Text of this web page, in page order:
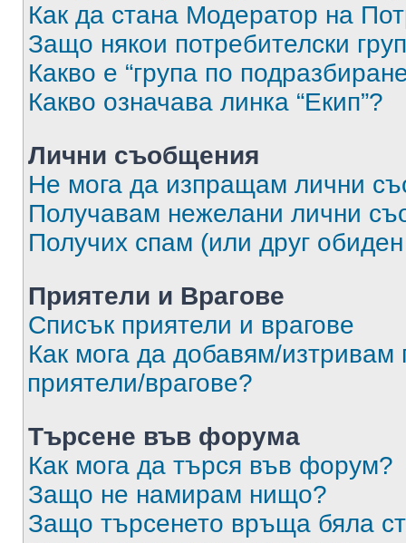
Как да стана Модератор на
Защо някои потребителски
Какво е “група по
Какво означава линка “Екип”?
Лични съобщения
Не мога да изпращам лични
Получавам нежелани лични
Получих спам (или друг
Приятели и Врагове
Списък приятели и врагове
Как мога да добавям/изтривам
приятели/врагове?
Търсене във форума
Как мога да търся във форум?
Защо не намирам нищо?
Защо търсенето връща бяла